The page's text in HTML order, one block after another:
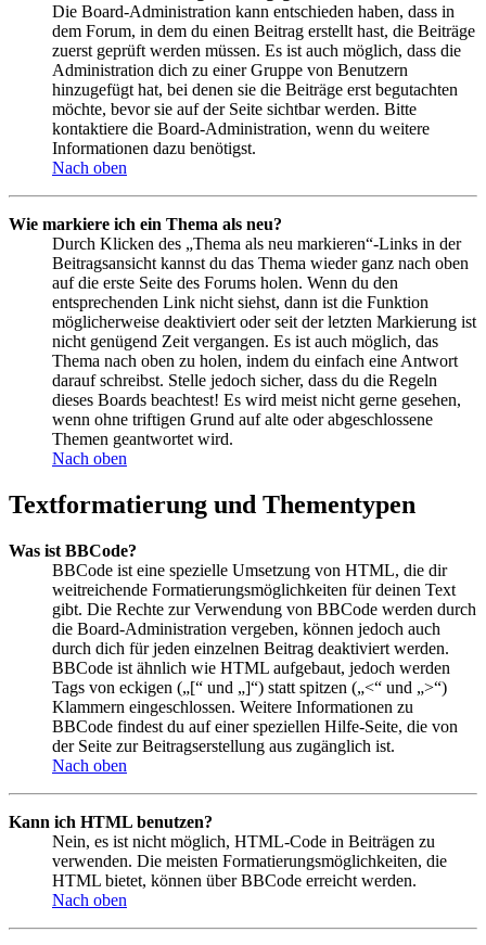
Die Board-Administration kann entschieden haben, dass in
dem Forum, in dem du einen Beitrag erstellt hast, die Beiträge
zuerst geprüft werden müssen. Es ist auch möglich, dass die
Administration dich zu einer Gruppe von Benutzern
hinzugefügt hat, bei denen sie die Beiträge erst begutachten
möchte, bevor sie auf der Seite sichtbar werden. Bitte
kontaktiere die Board-Administration, wenn du weitere
Informationen dazu benötigst.
Nach oben
Wie markiere ich ein Thema als neu?
Durch Klicken des „Thema als neu markieren“-Links in der
Beitragsansicht kannst du das Thema wieder ganz nach oben
auf die erste Seite des Forums holen. Wenn du den
entsprechenden Link nicht siehst, dann ist die Funktion
möglicherweise deaktiviert oder seit der letzten Markierung ist
nicht genügend Zeit vergangen. Es ist auch möglich, das
Thema nach oben zu holen, indem du einfach eine Antwort
darauf schreibst. Stelle jedoch sicher, dass du die Regeln
dieses Boards beachtest! Es wird meist nicht gerne gesehen,
wenn ohne triftigen Grund auf alte oder abgeschlossene
Themen geantwortet wird.
Nach oben
Textformatierung und Thementypen
Was ist BBCode?
BBCode ist eine spezielle Umsetzung von HTML, die dir
weitreichende Formatierungsmöglichkeiten für deinen Text
gibt. Die Rechte zur Verwendung von BBCode werden durch
die Board-Administration vergeben, können jedoch auch
durch dich für jeden einzelnen Beitrag deaktiviert werden.
BBCode ist ähnlich wie HTML aufgebaut, jedoch werden
Tags von eckigen („[“ und „]“) statt spitzen („<“ und „>“)
Klammern eingeschlossen. Weitere Informationen zu
BBCode findest du auf einer speziellen Hilfe-Seite, die von
der Seite zur Beitragserstellung aus zugänglich ist.
Nach oben
Kann ich HTML benutzen?
Nein, es ist nicht möglich, HTML-Code in Beiträgen zu
verwenden. Die meisten Formatierungsmöglichkeiten, die
HTML bietet, können über BBCode erreicht werden.
Nach oben